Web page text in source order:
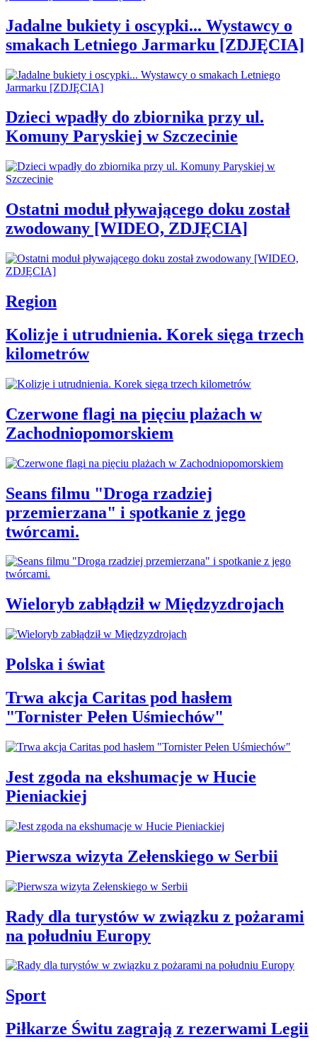
Jadalne bukiety i oscypki... Wystawcy o
smakach Letniego Jarmarku [ZDJĘCIA]
Dzieci wpadły do zbiornika przy ul.
Komuny Paryskiej w Szczecinie
Ostatni moduł pływającego doku został
zwodowany [WIDEO, ZDJĘCIA]
Region
Kolizje i utrudnienia. Korek sięga trzech
kilometrów
Czerwone flagi na pięciu plażach w
Zachodniopomorskiem
Seans filmu "Droga rzadziej
przemierzana" i spotkanie z jego
twórcami.
Wieloryb zabłądził w Międzyzdrojach
Polska i świat
Trwa akcja Caritas pod hasłem
"Tornister Pełen Uśmiechów"
Jest zgoda na ekshumacje w Hucie
Pieniackiej
Pierwsza wizyta Zełenskiego w Serbii
Rady dla turystów w związku z pożarami
na południu Europy
Sport
Piłkarze Świtu zagrają z rezerwami Legii